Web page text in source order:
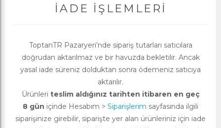
İADE İŞLEMLERI
ToptanTR Pazaryeri’nde sipariş tutarları satıcılara
doğrudan aktarılmaz ve bir havuzda bekletilir. Ancak
yasal iade süreniz dolduktan sonra ödemeniz satıcıya
aktarılır.
Ürünleri teslim aldığınız tarihten itibaren en geç
8 gün içinde Hesabım > Siparişlerim sayfasında ilgili
siparişinize girebilir, siparişte yer alan ürünleriniz için iade